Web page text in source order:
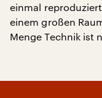
einmal
einem großen
Menge Technik ist